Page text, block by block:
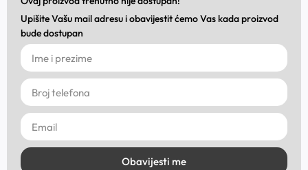
Upišite Vašu mail adresu i obavijestit ćemo Vas kada proizvod
bude dostupan
Obavijesti me